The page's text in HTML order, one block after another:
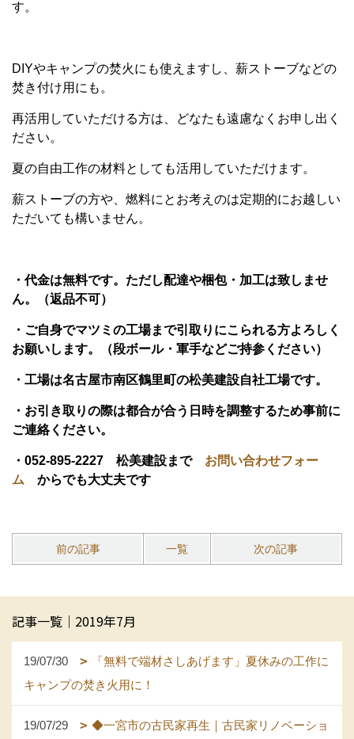
す。
DIYやキャンプの焚火にも使えますし、薪ストーブなどの
焚き付け用にも。
再活用していただける方は、どなたも遠慮なくお申し出く
ださい。
夏の自由工作の材料としても活用していただけます。
薪ストーブの方や、燃料にとお考えのは定期的にお越しい
ただいても構いません。
・代金は無料です。ただし配達や梱包・加工は致しませ
ん。（返品不可）
・ご自身でマツミの工場まで引取りにこられる方よろしく
お願いします。（段ボール・軍手などご持参ください）
・工場は名古屋市南区鶴里町の松美建設自社工場です。
・お引き取りの際は都合が合う日時を調整するため事前に
ご連絡ください。
・052-895-2227 松美建設まで お問い合わせフォー
ム からでも大丈夫です
前の記事 一覧 次の記事
記事一覧｜2019年7月
19/07/30
「無料で端材さしあげます」夏休みの工作に
キャンプの焚き火用に！
19/07/29
◆一宮市の古民家再生｜古民家リノベーショ